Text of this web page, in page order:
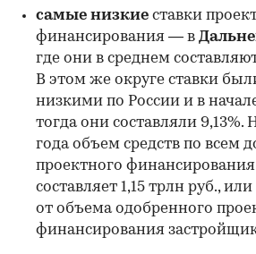
самые низкие ставки
финансирования — в
где они в среднем
В этом же округе ставки
низкими по России и в
тогда они составляли 9,13%.
года объем средств по всем
проектного финансирования
составляет 1,15 трлн руб.,
от объема одобренного
финансирования